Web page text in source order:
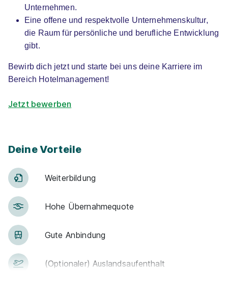
Ähnliche Stellen
Cooperative Education
50679 Deutz
Duales Studium BWL Hotelmanagement |
Unternehmen.
Eine offene und respektvolle Unternehmenskultur,
die Raum für persönliche und berufliche Entwicklung
gibt.
Bewirb dich jetzt und starte bei uns deine Karriere im
Bereich Hotelmanagement!
Jetzt bewerben
Deine Vorteile
Weiter­bildung
Hohe Über­nah­me­quote
Gute An­bin­dung
(Optionaler) Auslandsaufenthalt